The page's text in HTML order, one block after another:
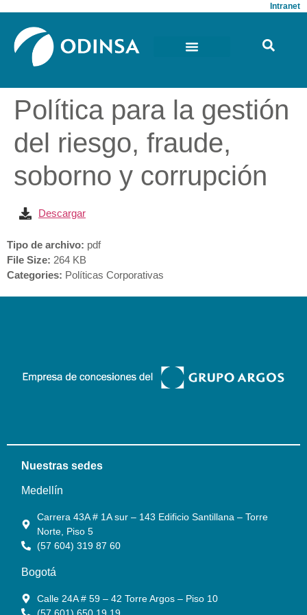
Intranet
Política para la gestión
del riesgo, fraude,
soborno y corrupción
Descargar
Tipo de archivo: pdf
File Size: 264 KB
Categories: Políticas Corporativas
Nuestras sedes
Medellín
Carrera 43A # 1A sur – 143 Edificio Santillana – Torre
Norte, Piso 5
(57 604) 319 87 60
Bogotá
Calle 24A # 59 – 42 Torre Argos – Piso 10
(57 601) 650 19 19